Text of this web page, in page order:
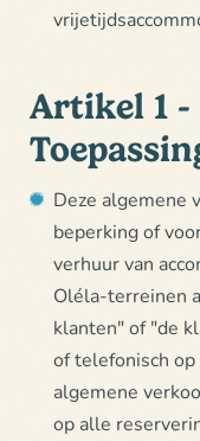
Artikel 1 -
Deze algemene
beperking of
verhuur van
Oléla-terreinen
klanten" of "de
of telefonisch
algemene
op alle